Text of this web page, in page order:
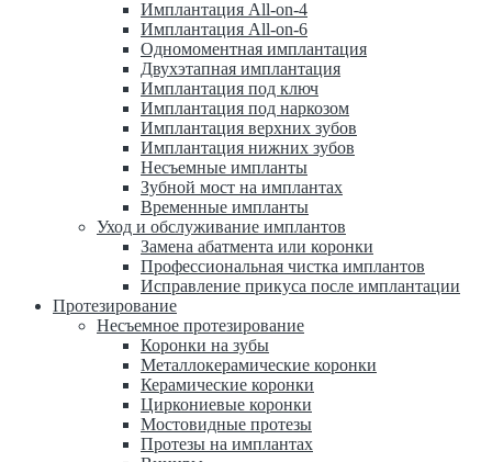
Имплантация All-on-4
Имплантация All-on-6
Одномоментная имплантация
Двухэтапная имплантация
Имплантация под ключ
Имплантация под наркозом
Имплантация верхних зубов
Имплантация нижних зубов
Несъемные импланты
Зубной мост на имплантах
Временные импланты
Уход и обслуживание имплантов
Замена абатмента или коронки
Профессиональная чистка имплантов
Исправление прикуса после имплантации
Протезирование
Несъемное протезирование
Коронки на зубы
Металлокерамические коронки
Керамические коронки
Циркониевые коронки
Мостовидные протезы
Протезы на имплантах